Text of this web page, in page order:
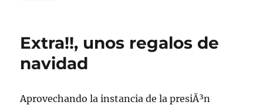
Extra!!, unos regalos de
navidad
Aprovechando la instancia de la presiÃ³n